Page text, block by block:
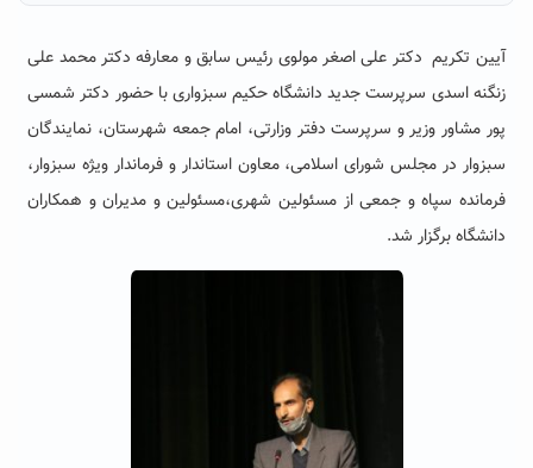
آیین تکریم دکتر علی اصغر مولوی رئیس سابق و معارفه دکتر محمد علی
زنگنه اسدی سرپرست جدید دانشگاه حکیم سبزواری با حضور دکتر شمسی
پور مشاور وزیر و سرپرست دفتر وزارتی، امام جمعه شهرستان، نمایندگان
سبزوار در مجلس شورای اسلامی، معاون استاندار و فرماندار ویژه سبزوار،
فرمانده سپاه و جمعی از مسئولین شهری،مسئولین و مدیران و همکاران
دانشگاه برگزار شد.